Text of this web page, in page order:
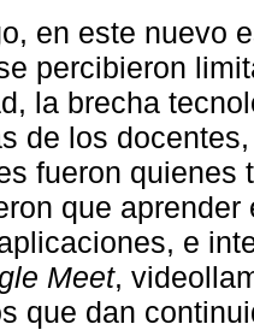
en este nuevo
percibieron
la brecha
de los
fueron quienes
que
e
Meet,
que dan